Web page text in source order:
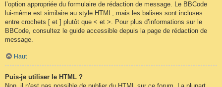
l’option appropriée du formulaire de rédaction de message. Le BBCode
lui-même est similaire au style HTML, mais les balises sont incluses
entre crochets [ et ] plutôt que < et >. Pour plus d’informations sur le
BBCode, consultez le guide accessible depuis la page de rédaction de
message.
Haut
Puis-je utiliser le HTML ?